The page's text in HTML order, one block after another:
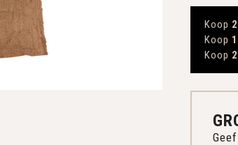
Koop
Koop
Koop